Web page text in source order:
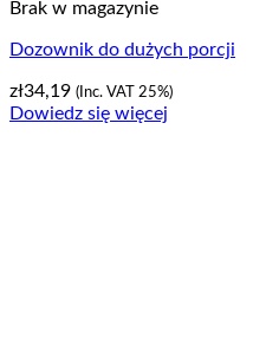
Brak w magazynie
Dozownik do dużych porcji
zł34,19 (Inc. VAT 25%)
Dowiedz się więcej